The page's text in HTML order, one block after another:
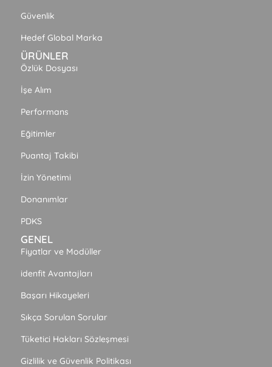
Güvenlik
Hedef Global Marka
ÜRÜNLER
Özlük Dosyası
İşe Alım
Performans
Eğitimler
Puantaj Takibi
İzin Yönetimi
Donanımlar
PDKS
GENEL
Fiyatlar ve Modüller
idenfit Avantajları
Başarı Hikayeleri
Sıkça Sorulan Sorular
Tüketici Hakları Sözleşmesi
Gizlilik ve Güvenlik Politikası